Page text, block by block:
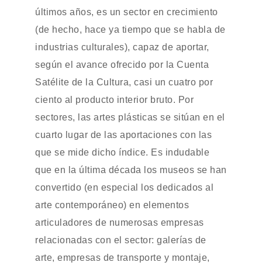
últimos años, es un sector en crecimiento
(de hecho, hace ya tiempo que se habla de
industrias culturales), capaz de aportar,
según el avance ofrecido por la Cuenta
Satélite de la Cultura, casi un cuatro por
ciento al producto interior bruto. Por
sectores, las artes plásticas se sitúan en el
cuarto lugar de las aportaciones con las
que se mide dicho índice. Es indudable
que en la última década los museos se han
convertido (en especial los dedicados al
arte contemporáneo) en elementos
articuladores de numerosas empresas
relacionadas con el sector: galerías de
arte, empresas de transporte y montaje,